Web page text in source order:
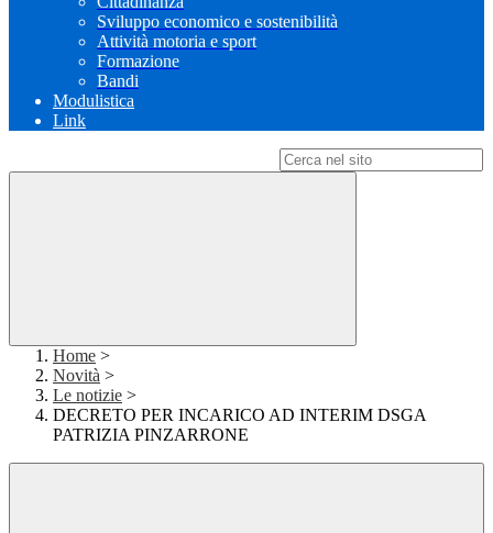
Sviluppo economico e sostenibilità
Attività motoria e sport
Formazione
Bandi
Modulistica
Link
Home >
Novità >
Le notizie >
DECRETO PER INCARICO AD INTERIM DSGA
PATRIZIA PINZARRONE